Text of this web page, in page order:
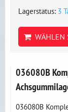
Lagerstatus: 3
WÄHLEN
036080B
036080B